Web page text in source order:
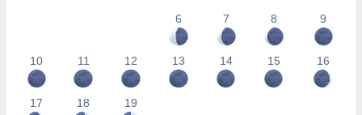
6
7 8 9
10 11 12 13 14 15 16
17 18 19